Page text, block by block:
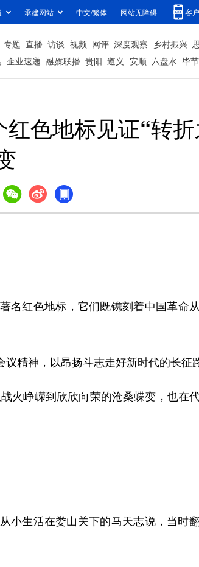
承建网站 中文/繁体 网站无障碍 客
专题 直播 访谈 视频 网评 深度观察 乡村振兴
企业速递 融媒联播 贵阳 遵义 安顺 六盘水 毕节
色地标见证“转
红色地标，它们既镌刻着中国革命
神，以昂扬斗志走好新时代的长征路
峥嵘到欣欣向荣的沧桑蝶变，也在代
生活在娄山关下的马天志说，当时